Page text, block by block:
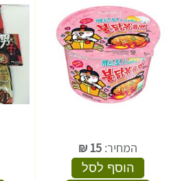
המחיר: 15
₪
הוסף לסל